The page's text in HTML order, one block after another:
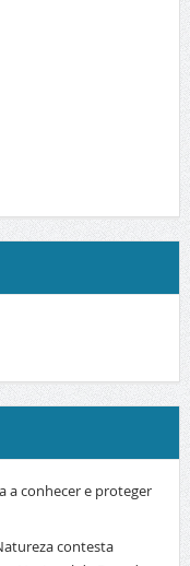
a conhecer e proteger
contesta